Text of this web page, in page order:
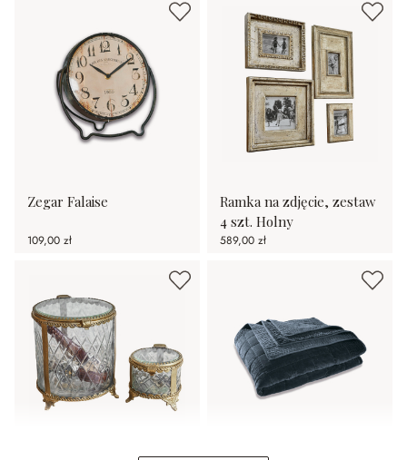
Zegar Falaise
109,00 zł
Ramka na zdjęcie, zestaw
4 szt. Holny
589,00 zł